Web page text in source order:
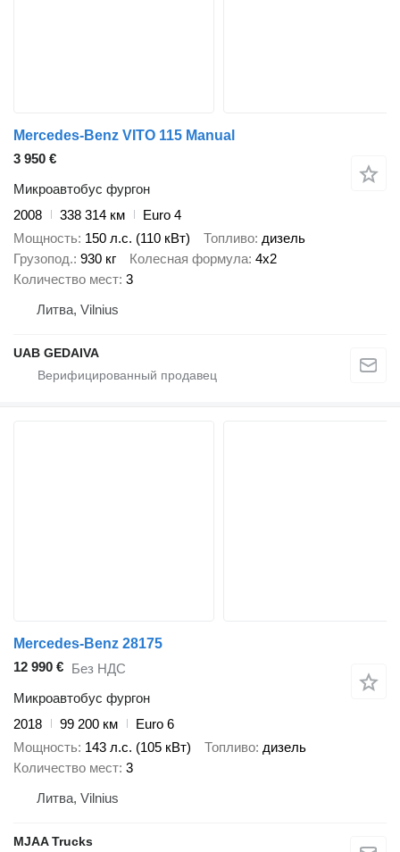
Mercedes-Benz VITO 115 Manual
3 950 €
Микроавтобус фургон
2008
338 314 км
Euro 4
Мощность 150 л.с. (110 кВт) Топливо дизель
Грузопод. 930 кг Колесная формула 4x2
Количество мест 3
Литва, Vilnius
UAB GEDAIVA
Mercedes-Benz 28175
12 990 € Без НДС
Микроавтобус фургон
2018
99 200 км
Euro 6
Мощность 143 л.с. (105 кВт) Топливо дизель
Количество мест 3
Литва, Vilnius
MJAA Trucks